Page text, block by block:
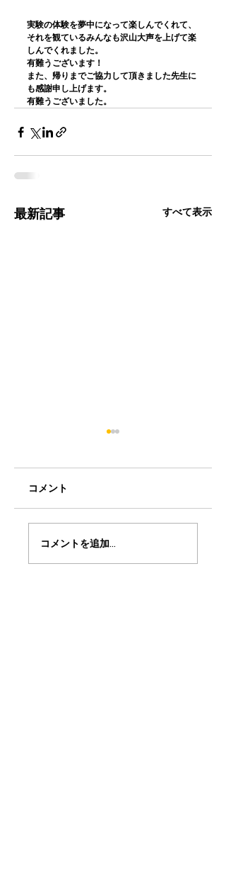
実験の体験を夢中になって楽しんでくれて、
それを観ているみんなも沢山大声を上げて楽
しんでくれました。
有難うございます！
また、帰りまでご協力して頂きました先生に
も感謝申し上げます。
有難うございました。
最新記事 すべて表示
スペシャルイベント
でサイエンスショ
コメント
コメントを追加…